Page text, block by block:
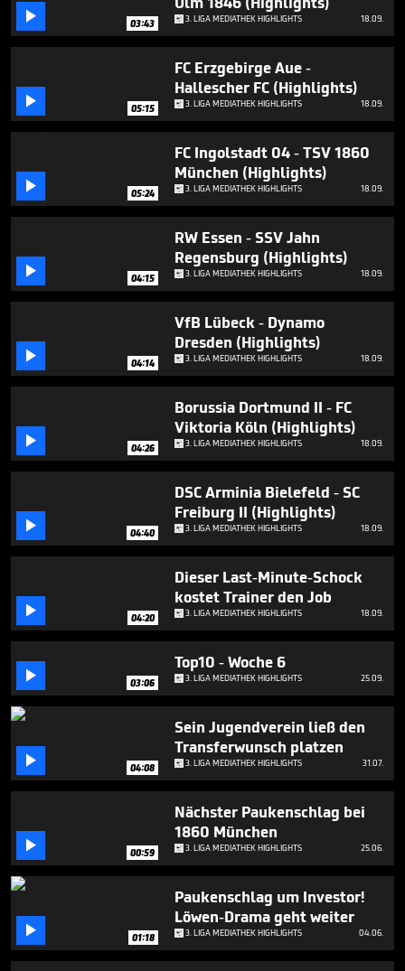
minutes,
seconds
 03:43 3. LIGA MEDIATHEK HIGHLIGHTS 18.09.
 05:15
FC Erzgebirge Aue -
Hallescher FC (Highlights)
3. LIGA MEDIATHEK HIGHLIGHTS 18.09.
 05:24
FC Ingolstadt 04 - TSV 1860
München (Highlights)
3. LIGA MEDIATHEK HIGHLIGHTS 18.09.
 04:15
RW Essen - SSV Jahn
Regensburg (Highlights)
3. LIGA MEDIATHEK HIGHLIGHTS 18.09.
 04:14
VfB Lübeck - Dynamo
Dresden (Highlights)
3. LIGA MEDIATHEK HIGHLIGHTS 18.09.
 04:26
Borussia Dortmund II - FC
Viktoria Köln (Highlights)
3. LIGA MEDIATHEK HIGHLIGHTS 18.09.
 04:40
DSC Arminia Bielefeld - SC
Freiburg II (Highlights)
3. LIGA MEDIATHEK HIGHLIGHTS 18.09.
 04:20
Dieser Last-Minute-Schock
kostet Trainer den Job
3. LIGA MEDIATHEK HIGHLIGHTS 18.09.
 03:06
Top10 - Woche 6
3. LIGA MEDIATHEK HIGHLIGHTS 25.09.
 04:08
Sein Jugendverein ließ den
Transferwunsch platzen
3. LIGA MEDIATHEK HIGHLIGHTS 31.07.
 00:59
Nächster Paukenschlag bei
1860 München
3. LIGA MEDIATHEK HIGHLIGHTS 25.06.
 01:18
Paukenschlag um Investor!
Löwen-Drama geht weiter
3. LIGA MEDIATHEK HIGHLIGHTS 04.06.